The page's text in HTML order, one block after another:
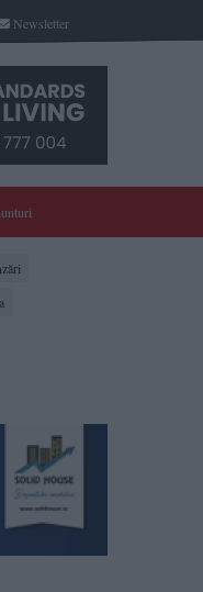
Newsletter